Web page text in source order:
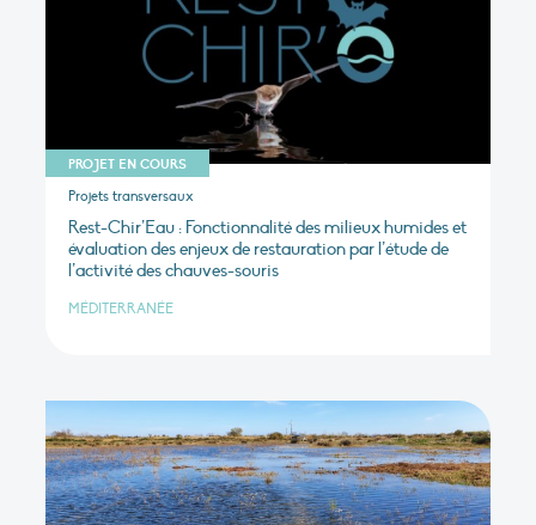
PROJET EN COURS
Projets transversaux
Rest-Chir’Eau : Fonctionnalité des milieux humides et
évaluation des enjeux de restauration par l’étude de
l’activité des chauves-souris
MÉDITERRANÉE